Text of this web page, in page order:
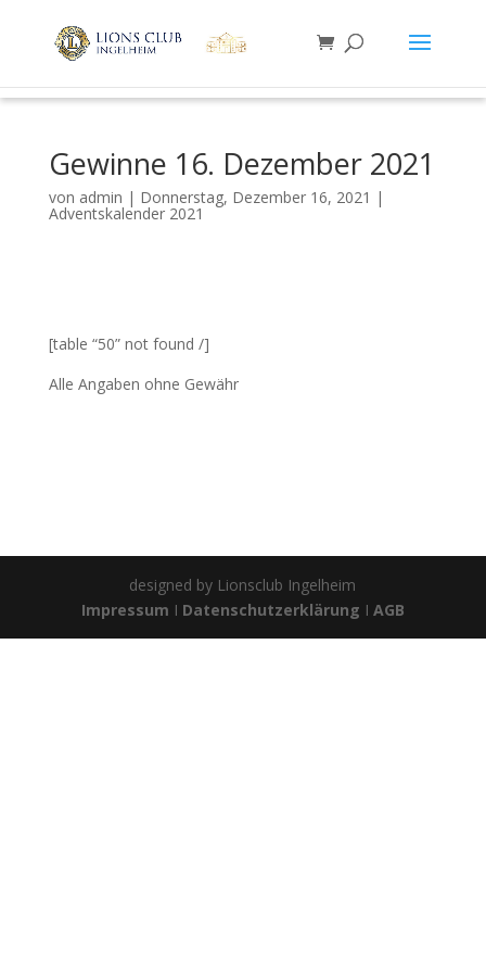
Gewinne 16. Dezember 2021
von admin | Donnerstag, Dezember 16, 2021 |
Adventskalender 2021
[table “50” not found /]
Alle Angaben ohne Gewähr
designed by Lionsclub Ingelheim
Impressum I Datenschutzerklärung I AGB